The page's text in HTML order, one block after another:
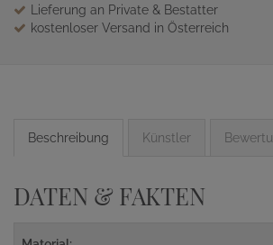
Lieferung an Private & Bestatter
kostenloser Versand in Österreich
Beschreibung Künstler
DATEN & FAKTEN